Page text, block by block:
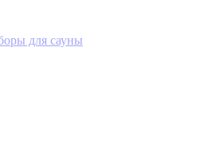
для сауны